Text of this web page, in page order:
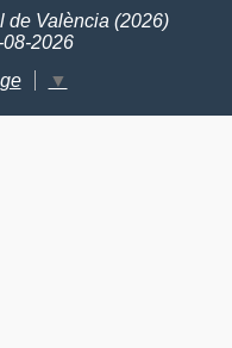
de València (2026)
2026
▼